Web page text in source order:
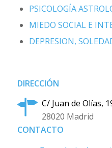
PSICOLOGÍA
MIEDO SOCIAL E
DEPRESION,
DIRECCIÓN
C/ Juan de Olías,
28020 Madrid
CONTACTO